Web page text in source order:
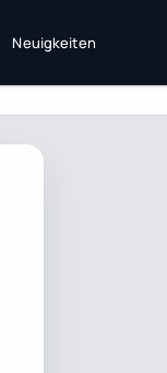
Neuigkeiten